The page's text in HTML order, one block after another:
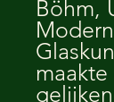
Böhm,